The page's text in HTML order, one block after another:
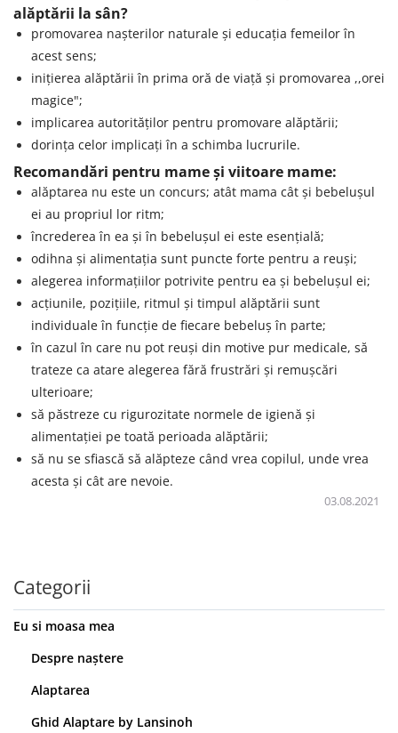
alăptării la sân?
promovarea nașterilor naturale și educația femeilor în
acest sens;
inițierea alăptării în prima oră de viață și promovarea ,,orei
magice";
implicarea autorităților pentru promovare alăptării;
dorința celor implicați în a schimba lucrurile.
Recomandări pentru mame și viitoare mame:
alăptarea nu este un concurs; atât mama cât și bebelușul
ei au propriul lor ritm;
încrederea în ea și în bebelușul ei este esențială;
odihna și alimentația sunt puncte forte pentru a reuși;
alegerea informațiilor potrivite pentru ea și bebelușul ei;
acțiunile, pozițiile, ritmul și timpul alăptării sunt
individuale în funcție de fiecare bebeluș în parte;
în cazul în care nu pot reuși din motive pur medicale, să
trateze ca atare alegerea fără frustrări și remușcări
ulterioare;
să păstreze cu rigurozitate normele de igienă și
alimentației pe toată perioada alăptării;
să nu se sfiască să alăpteze când vrea copilul, unde vrea
acesta și cât are nevoie.
03.08.2021
Categorii
Eu si moasa mea
Despre naștere
Alaptarea
Ghid Alaptare by Lansinoh